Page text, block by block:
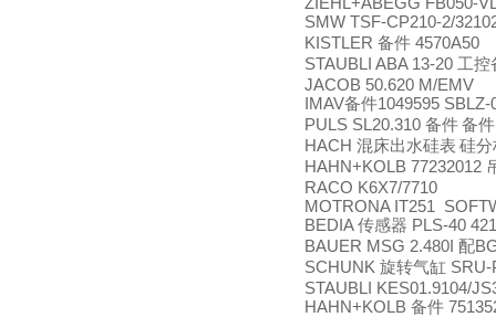
SMW TSF-CP210-2/
KISTLER 备件 4570A50
STAUBLI ABA 13-20 工控
JACOB 50.620 M/EMV
IMAV备件1049595
PULS SL20.310 备件备件
HACH 混床出水硅表 硅分
HAHN+KOLB 77232012
RACO K6X7/7710
MOTRONA IT251
BEDIA传感器 PLS-40
BAUER MSG 2.480I 配
SCHUNK 旋转气缸 SRU-
STAUBLI KES01.9104/
HAHN+KOLB 备件